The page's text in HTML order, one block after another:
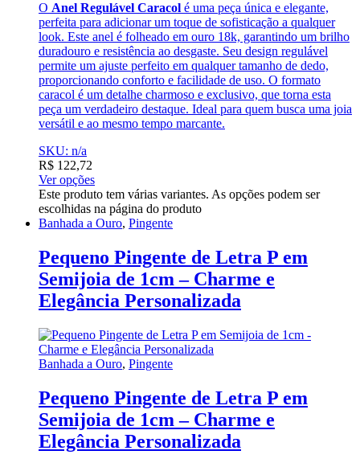
O Anel Regulável Caracol é uma peça única e elegante,
perfeita para adicionar um toque de sofisticação a qualquer
look. Este anel é folheado em ouro 18k, garantindo um brilho
duradouro e resistência ao desgaste. Seu design regulável
permite um ajuste perfeito em qualquer tamanho de dedo,
proporcionando conforto e facilidade de uso. O formato
caracol é um detalhe charmoso e exclusivo, que torna esta
peça um verdadeiro destaque. Ideal para quem busca uma joia
versátil e ao mesmo tempo marcante.
SKU: n/a
R$ 122,72
Ver opções
Este produto tem várias variantes. As opções podem ser
escolhidas na página do produto
Banhada a Ouro, Pingente
Pequeno Pingente de Letra P em
Semijoia de 1cm – Charme e
Elegância Personalizada
Banhada a Ouro, Pingente
Pequeno Pingente de Letra P em
Semijoia de 1cm – Charme e
Elegância Personalizada